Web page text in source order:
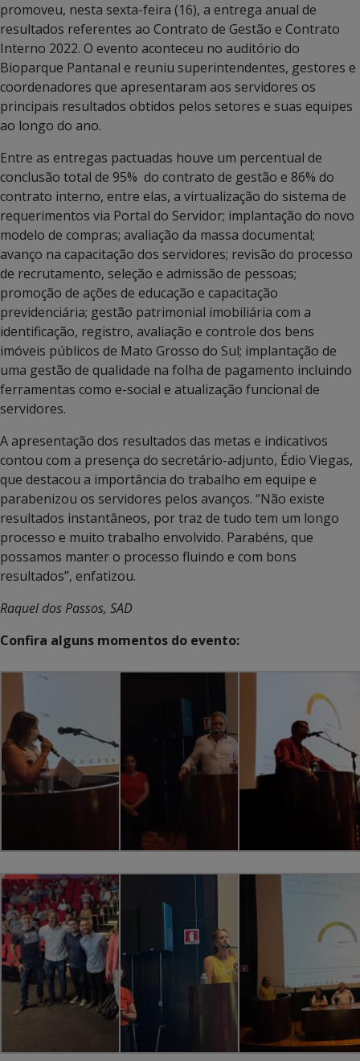
promoveu, nesta sexta-feira (16), a entrega anual de
resultados referentes ao Contrato de Gestão e Contrato
Interno 2022. O evento aconteceu no auditório do
Bioparque Pantanal e reuniu superintendentes, gestores e
coordenadores que apresentaram aos servidores os
principais resultados obtidos pelos setores e suas equipes
ao longo do ano.
Entre as entregas pactuadas houve um percentual de
conclusão total de 95% do contrato de gestão e 86% do
contrato interno, entre elas, a virtualização do sistema de
requerimentos via Portal do Servidor; implantação do novo
modelo de compras; avaliação da massa documental;
avanço na capacitação dos servidores; revisão do processo
de recrutamento, seleção e admissão de pessoas;
promoção de ações de educação e capacitação
previdenciária; gestão patrimonial imobiliária com a
identificação, registro, avaliação e controle dos bens
imóveis públicos de Mato Grosso do Sul; implantação de
uma gestão de qualidade na folha de pagamento incluindo
ferramentas como e-social e atualização funcional de
servidores.
A apresentação dos resultados das metas e indicativos
contou com a presença do secretário-adjunto, Édio Viegas,
que destacou a importância do trabalho em equipe e
parabenizou os servidores pelos avanços. “Não existe
resultados instantâneos, por traz de tudo tem um longo
processo e muito trabalho envolvido. Parabéns, que
possamos manter o processo fluindo e com bons
resultados”, enfatizou.
Raquel dos Passos, SAD
Confira alguns momentos do evento: